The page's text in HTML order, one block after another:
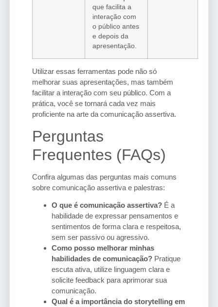
que facilita a
interação com
o público antes
e depois da
apresentação.
Utilizar essas ferramentas pode não só
melhorar suas apresentações, mas também
facilitar a interação com seu público. Com a
prática, você se tornará cada vez mais
proficiente na arte da comunicação assertiva.
Perguntas
Frequentes (FAQs)
Confira algumas das perguntas mais comuns
sobre comunicação assertiva e palestras:
O que é comunicação assertiva? É a
habilidade de expressar pensamentos e
sentimentos de forma clara e respeitosa,
sem ser passivo ou agressivo.
Como posso melhorar minhas
habilidades de comunicação? Pratique
escuta ativa, utilize linguagem clara e
solicite feedback para aprimorar sua
comunicação.
Qual é a importância do storytelling em